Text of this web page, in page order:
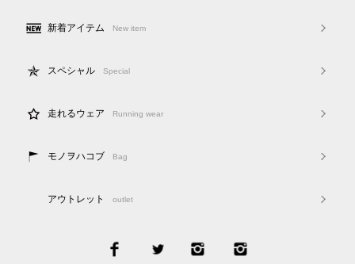
新着アイテム New item
スペシャル Special
走れるウェア Running wear
モノヲハコブ Bag
アウトレット outlet